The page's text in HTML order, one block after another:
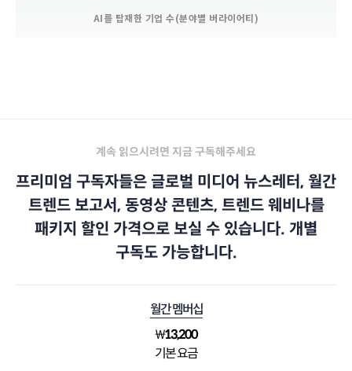
AI를 탑재한 기업 수(분야별 버라이어티)
계속 읽으시려면 지금 구독해주세요
프리미엄 구독자들은 글로벌 미디어 뉴스레터, 월간
트렌드 보고서, 동영상 콘텐츠, 트렌드 웨비나를
패키지 할인 가격으로 보실 수 있습니다. 개별
구독도 가능합니다.
월간 멤버십
₩13,200
기본 요금